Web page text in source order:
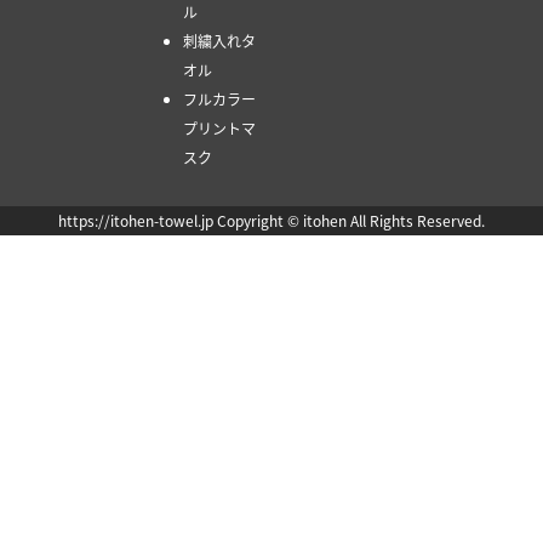
ル
刺繍入れタ
オル
フルカラー
プリントマ
スク
https://itohen-towel.jp Copyright © itohen All Rights Reserved.